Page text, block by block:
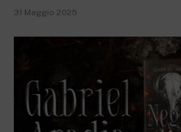
31 Maggio 2025